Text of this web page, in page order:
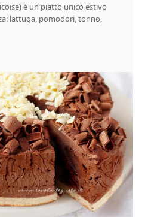
è un piatto unico estivo
lattuga, pomodori, tonno,